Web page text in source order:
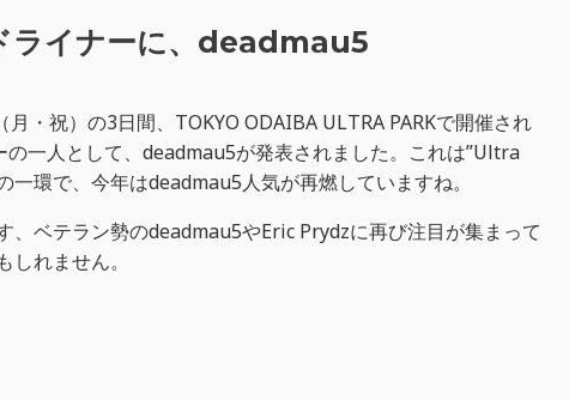
イナーに、deadmau5
・祝）の3日間、TOKYO ODAIBA ULTRA PARKで開催され
の一人として、deadmau5が発表されました。これは”Ultra
環で、今年はdeadmau5人気が再燃していますね。
、ベテラン勢のdeadmau5やEric Prydzに再び注目が集まって
れません。